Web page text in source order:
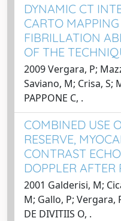
DYNAMIC CT
CARTO
FIBRILLATION
OF THE
2009 Vergara, P;
Saviano, M; Crisa, S;
PAPPONE C, .
COMBINED USE
RESERVE,
CONTRAST
DOPPLER AFTER
2001 Galderisi, M;
M; Gallo, P; Vergara,
DE DIVITIIS O, .